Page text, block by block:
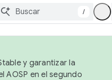
/
y garantizar la
AOSP en el segundo